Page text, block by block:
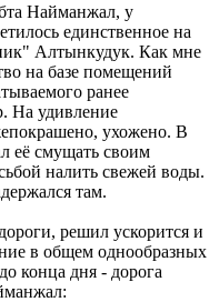
Найманжал, у
единственное на
Алтынкудук. Как мне
на базе помещений
ранее
На удивление
ухожено. В
её смущать своим
налить свежей воды.
там.
решил ускорится и
в общем однообразных
конца дня - дорога